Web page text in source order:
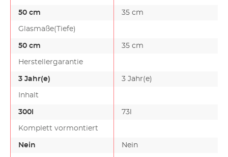
50 cm 35 cm
Glasmaße(Tiefe)
50 cm 35 cm
Herstellergarantie
3 Jahr(e) 3 Jahr(e)
Inhalt
300l 73l
Komplett vormontiert
Nein Nein